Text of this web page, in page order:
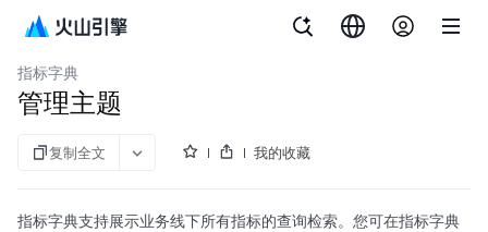
大数据研发治理套件
指标字典
管理主题
复制全文 我的收藏
指标字典支持展示业务线下所有指标的查询检索。您可在指标字典